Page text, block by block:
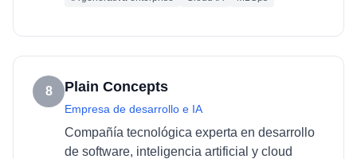
8 Plain Concepts
Empresa de desarrollo e IA
Compañía tecnológica experta en desarrollo
de software, inteligencia artificial y cloud